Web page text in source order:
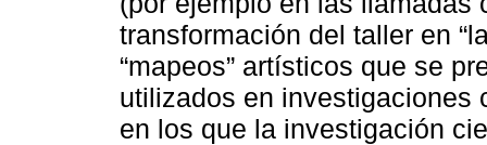
transformación del taller en
“mapeos” artísticos que se
utilizados en investigaciones
en los que la investigación